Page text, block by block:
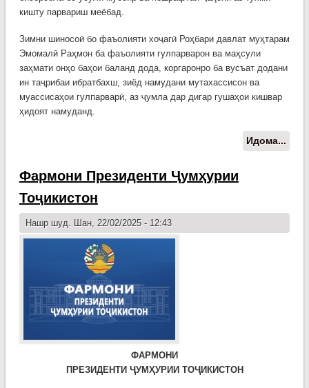
кишту парвариш меёбад.
Зимни шиносоӣ бо фаъолияти хоҷагӣ Роҳбари давлат муҳтарам
Эмомалӣ Раҳмон ба фаъолияти гулпарварон ва маҳсули
заҳмати онҳо баҳои баланд дода, коргаронро ба вусъат додани
ин таҷрибаи ибратбахш, зиёд намудани мутахассисон ва
муассисаҳои гулпарварӣ, аз ҷумла дар дигар гушаҳои кишвар
ҳидоят намуданд.
Идома...
Фармони Президенти Ҷумҳурии
Тоҷикистон
Нашр шуд. Шан, 22/02/2025 - 12:43
ФАРМОНИ
ПРЕЗИДЕНТИ ҶУМҲУРИИ ТОҶИКИСТОН